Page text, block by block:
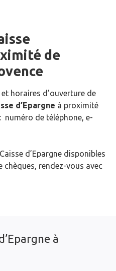
de
horaires d’ouverture de
d’Epargne à proximité
: numéro de téléphone, e-
d’Epargne disponibles
chèques, rendez-vous avec
à